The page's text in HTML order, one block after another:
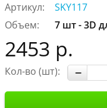
Артикул:
SKY117
Объем:
7 шт - 3D
2453 р.
Кол-во (шт):